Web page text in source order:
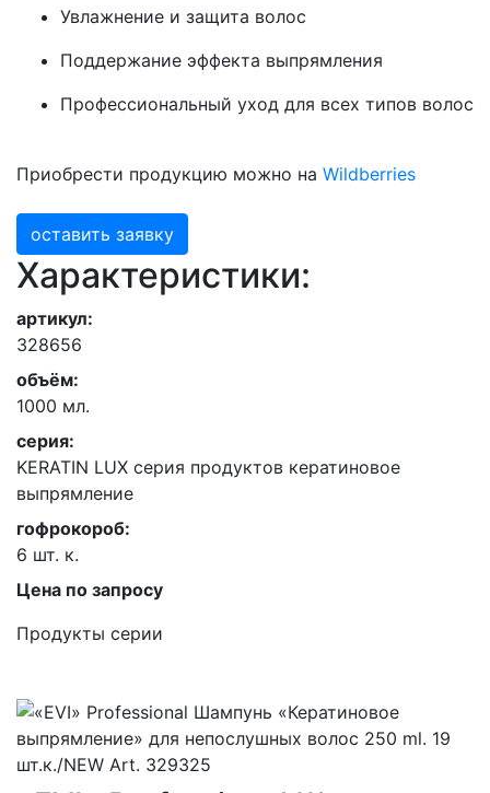
Увлажнение и защита волос
Поддержание эффекта выпрямления
Профессиональный уход для всех типов волос
Приобрести продукцию можно на Wildberries
оставить заявку
Характеристики:
артикул:
328656
объём:
1000 мл.
серия:
KERATIN LUX серия продуктов кератиновое
выпрямление
гофрокороб:
6 шт. к.
Цена по запросу
Продукты серии